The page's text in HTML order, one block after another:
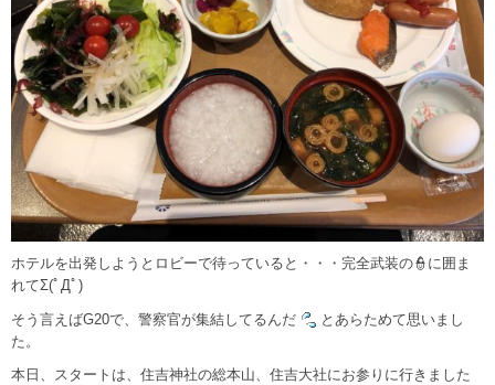
ホテルを出発しようとロビーで待っていると・・・完全武装の👮に囲ま
れてΣ(ﾟДﾟ)
そう言えばG20で、警察官が集結してるんだ
とあらためて思いまし
た。
本日、スタートは、住吉神社の総本山、住吉大社にお参りに行きました